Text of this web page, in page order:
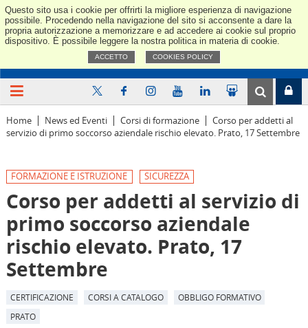
Questo sito usa i cookie per offrirti la migliore esperienza di navigazione
possibile. Procedendo nella navigazione del sito si acconsente a dare la
propria autorizzazione a memorizzare e ad accedere ai cookie sul proprio
dispositivo. È possibile leggere la nostra politica in materia di cookie.
ACCETTO COOKIES POLICY
Home News ed Eventi Corsi di formazione
Corso per addetti al
servizio di primo soccorso aziendale rischio elevato. Prato, 17 Settembre
FORMAZIONE E ISTRUZIONE SICUREZZA
Corso per addetti al servizio di
primo soccorso aziendale
rischio elevato. Prato, 17
Settembre
CERTIFICAZIONE CORSI A CATALOGO
OBBLIGO FORMATIVO
PRATO